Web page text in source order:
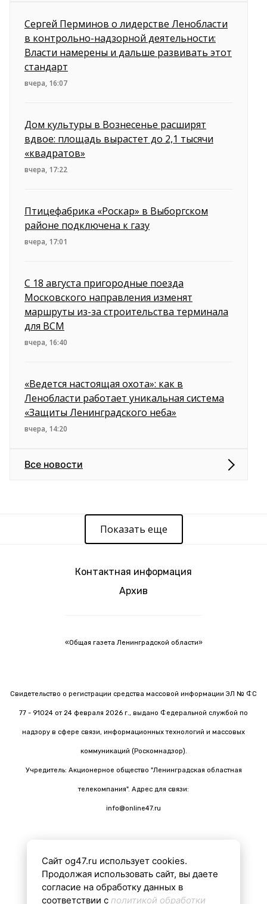
Сергей Перминов о лидерстве Ленобласти
в контрольно-надзорной деятельности:
Власти намерены и дальше развивать этот
стандарт
вчера, 16:07
Дом культуры в Вознесенье расширят
вдвое: площадь вырастет до 2,1 тысячи
«квадратов»
вчера, 17:22
Птицефабрика «Роскар» в Выборгском
районе подключена к газу
вчера, 17:01
С 18 августа пригородные поезда
Московского направления изменят
маршруты из-за строительства терминала
для ВСМ
вчера, 16:40
«Ведется настоящая охота»: как в
Ленобласти работает уникальная система
«Защиты Ленинградского неба»
вчера, 14:20
Все новости
Показать еще
Контактная информация
Архив
«Общая газета Ленинградской области»
Свидетельство о регистрации средства массовой информации ЭЛ № ФС
77 - 91024 от 24 февраля 2026 г., выдано Федеральной службой по
надзору в сфере связи, информационных технологий и массовых
коммуникаций (Роскомнадзор).
Учредитель: Акционерное общество "Ленинградская областная
телекомпания". Адрес для связи:
info@online47.ru
Все материалы на сайте подготовлены с помощью ИИ
Сайт og47.ru использует cookies.
Продолжая использовать сайт, вы даете
согласие на обработку данных в
соответствии с политикой обработки